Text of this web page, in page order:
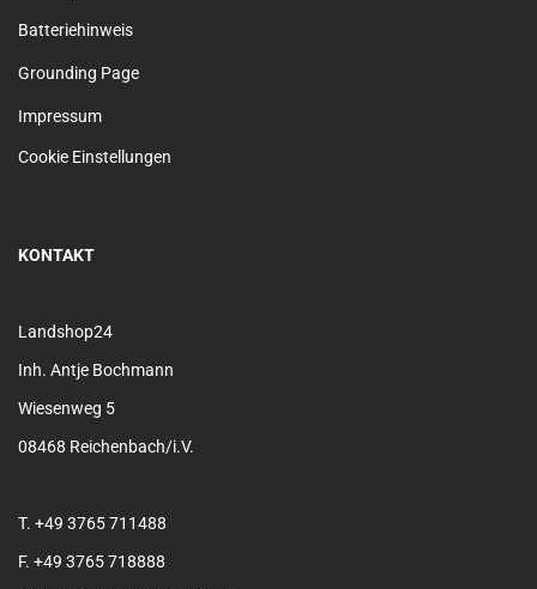
Batteriehinweis
Grounding Page
Impressum
Cookie Einstellungen
KONTAKT
Landshop24
Inh. Antje Bochmann
Wiesenweg 5
08468 Reichenbach/i.V.
T. +49 3765 711488
F. +49 3765 718888